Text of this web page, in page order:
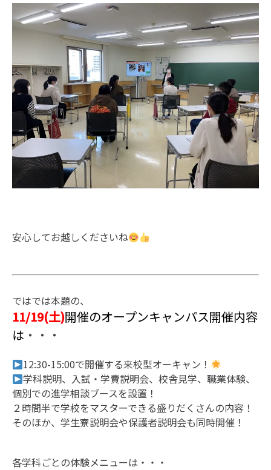
安心してお越しくださいね
ではでは本題の、
11/19(土)開催のオープンキャンパス開催内容
は ・・・
12:30-15:00で開催する来校型オーキャン！
学科説明、入試・学費説明会、校舎見学、職業体験、
個別での進学相談ブースを設置！
２時間半で学校をマスターできる盛りだくさんの内容！
そのほか、学生寮説明会や保護者説明会も同時開催！
各学科ごとの体験メニューは・・・